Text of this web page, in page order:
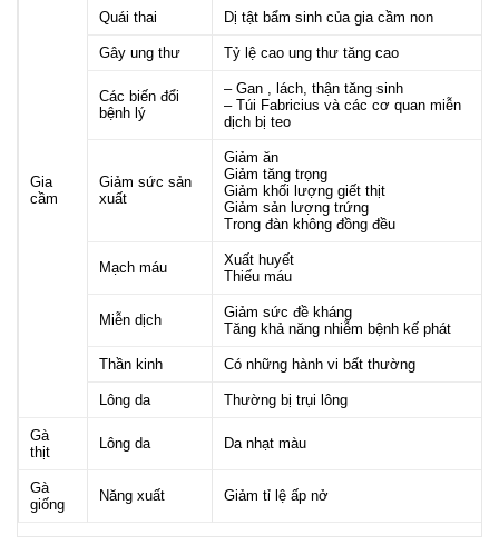
Gia
cầm
Quái thai Dị tật bẩm sinh của gia cầm non
Gây ung thư Tỷ lệ cao ung thư tăng cao
Các biến đổi
bệnh lý
– Gan , lách, thận tăng sinh
– Túi Fabricius và các cơ quan miễn
dịch bị teo
Giảm sức sản
xuất
Giảm ăn
Giảm tăng trọng
Giảm khối lượng giết thịt
Giảm sản lượng trứng
Trong đàn không đồng đều
Mạch máu
Xuất huyết
Thiếu máu
Miễn dịch
Giảm sức đề kháng
Tăng khả năng nhiễm bệnh kế phát
Thần kinh Có những hành vi bất thường
Lông da Thường bị trụi lông
Gà
thịt
Lông da Da nhạt màu
Gà
giống
Năng xuất Giảm tỉ lệ ấp nở